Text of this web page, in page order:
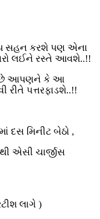
સહન કરશે પણ એના
લઈને રસ્તે આવશે..!!
છે આપણને કે આ
પત્તરફાડશે..!!
દસ મિનીટ બેઠો ,
એસી ચાર્જીસ
લાગે )